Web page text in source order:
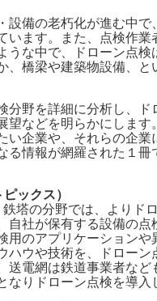
備の老朽化が進む中で
います。また、点検作
うな中で、ドローン点
、橋梁や建築物設備、と
野を詳細に分析し、ド
望などを明らかにしま
い企業や、それらの企
情報が網羅された１冊
ックス）
塔の分野では、よりド
自社が保有する設備の
用のアプリケーション
ハウや技術を、ドロー
送電網は鉄道事業者な
なりドローン点検を導入